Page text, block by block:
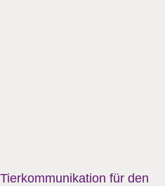
Tierkommunikation für den